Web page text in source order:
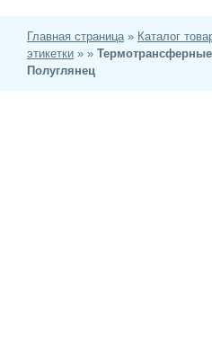
Главная страница » Каталог
этикетки » » Термотрансферные
Полуглянец